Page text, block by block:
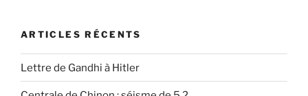
ARTICLES RÉCENTS
Lettre de Gandhi à Hitler